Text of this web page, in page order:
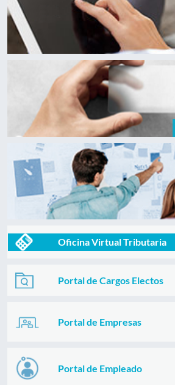
Oficina Virtual Tributaria
Portal de Cargos Electos
Portal de Empresas
Portal de Empleado